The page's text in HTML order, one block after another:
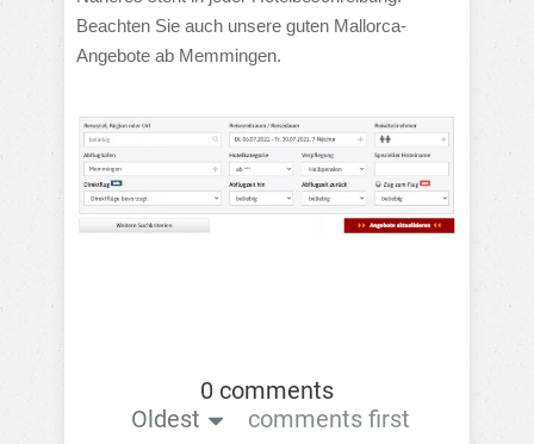
Beachten Sie auch unsere guten Mallorca-
Angebote ab Memmingen.
0 comments
Oldest
comments first